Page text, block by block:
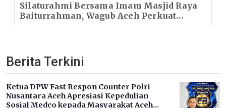
Silaturahmi Bersama Imam Masjid Raya
Baiturrahman, Wagub Aceh Perkuat
Sinergi dengan Ulama
Berita Terkini
Ketua DPW Fast Respon Counter Polri
Nusantara Aceh Apresiasi Kepedulian
Sosial Medco kepada Masyarakat Aceh